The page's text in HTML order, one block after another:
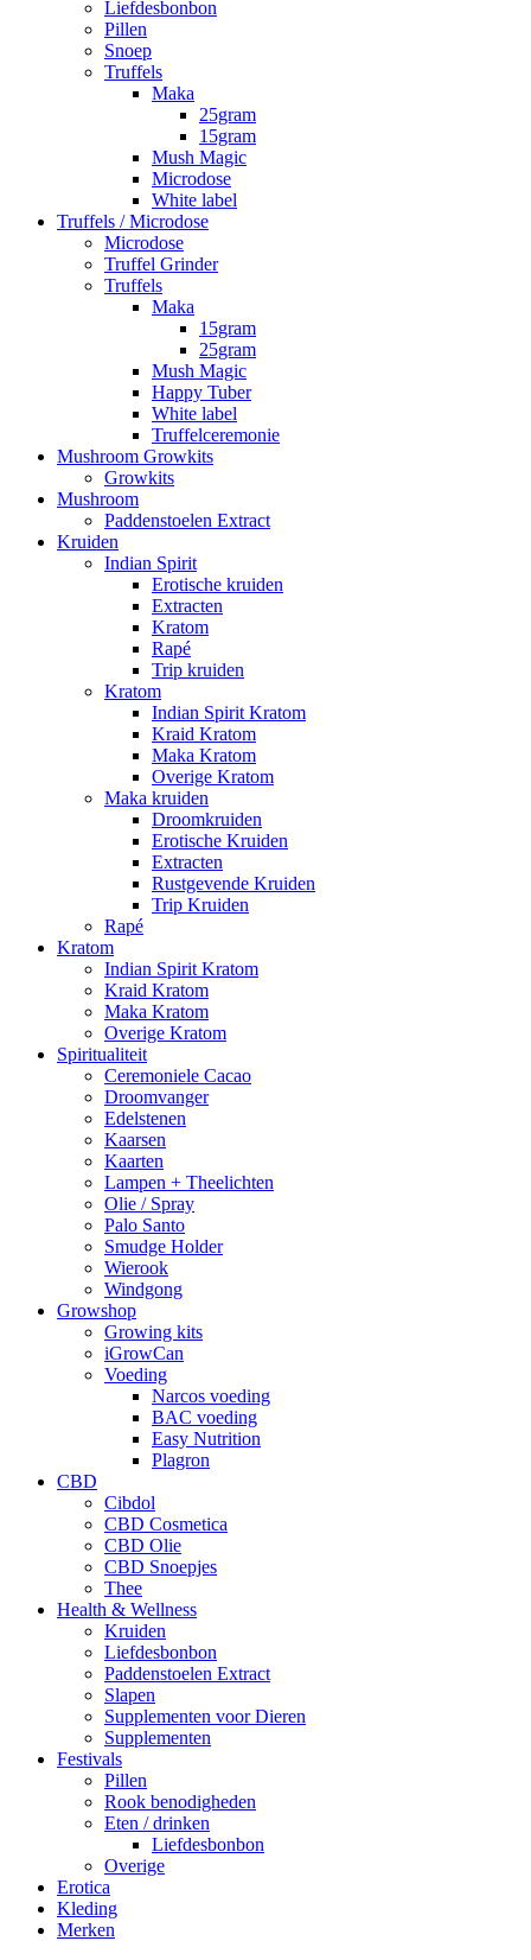
Liefdesbonbon
Pillen
Snoep
Truffels
Maka
25gram
15gram
Mush Magic
Microdose
White label
Truffels / Microdose
Microdose
Truffel Grinder
Truffels
Maka
15gram
25gram
Mush Magic
Happy Tuber
White label
Truffelceremonie
Mushroom Growkits
Growkits
Mushroom
Paddenstoelen Extract
Kruiden
Indian Spirit
Erotische kruiden
Extracten
Kratom
Rapé
Trip kruiden
Kratom
Indian Spirit Kratom
Kraid Kratom
Maka Kratom
Overige Kratom
Maka kruiden
Droomkruiden
Erotische Kruiden
Extracten
Rustgevende Kruiden
Trip Kruiden
Rapé
Kratom
Indian Spirit Kratom
Kraid Kratom
Maka Kratom
Overige Kratom
Spiritualiteit
Ceremoniele Cacao
Droomvanger
Edelstenen
Kaarsen
Kaarten
Lampen + Theelichten
Olie / Spray
Palo Santo
Smudge Holder
Wierook
Windgong
Growshop
Growing kits
iGrowCan
Voeding
Narcos voeding
BAC voeding
Easy Nutrition
Plagron
CBD
Cibdol
CBD Cosmetica
CBD Olie
CBD Snoepjes
Thee
Health & Wellness
Kruiden
Liefdesbonbon
Paddenstoelen Extract
Slapen
Supplementen voor Dieren
Supplementen
Festivals
Pillen
Rook benodigheden
Eten / drinken
Liefdesbonbon
Overige
Erotica
Kleding
Merken